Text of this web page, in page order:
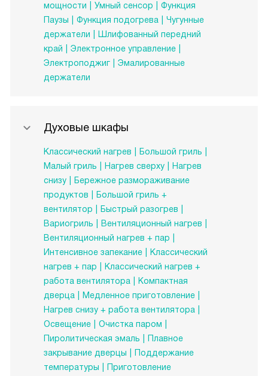
мощности
Умный сенсор
Функция
Паузы
Функция подогрева
Чугунные
держатели
Шлифованный передний
край
Электронное управление
Электроподжиг
Эмалированные
держатели
Духовые шкафы
Классический нагрев
Большой гриль
Малый гриль
Нагрев сверху
Нагрев
снизу
Бережное размораживание
продуктов
Большой гриль +
вентилятор
Быстрый разогрев
Вариогриль
Вентиляционный нагрев
Вентиляционный нагрев + пар
Интенсивное запекание
Классический
нагрев + пар
Классический нагрев +
работа вентилятора
Компактная
дверца
Медленное приготовление
Нагрев снизу + работа вентилятора
Освещение
Очистка паром
Пиролитическая эмаль
Плавное
закрывание дверцы
Поддержание
температуры
Приготовление